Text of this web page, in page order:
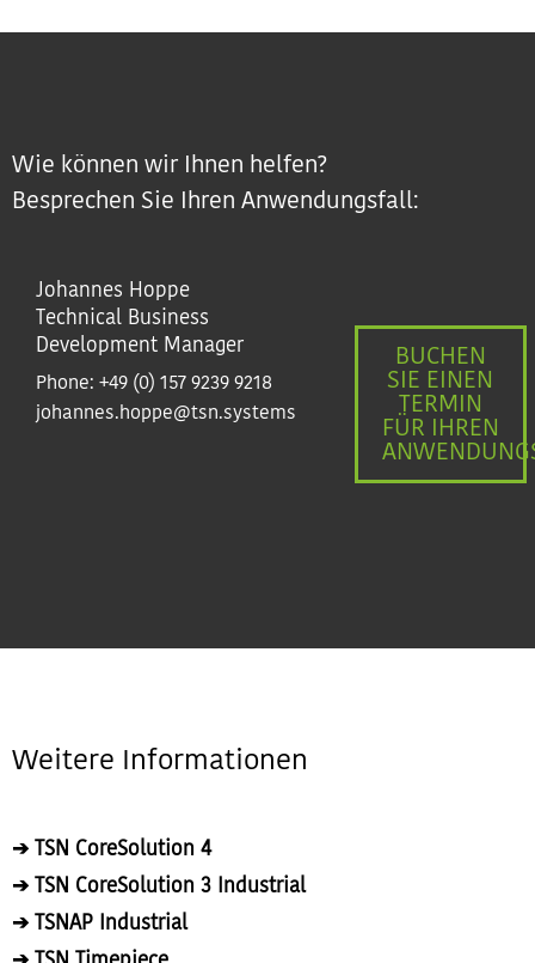
Wie können wir Ihnen helfen?
Besprechen Sie Ihren Anwendungsfall:
Johannes Hoppe
Technical Business
Development Manager
Phone: +49 (0) 157 9239 9218
johannes.hoppe@tsn.systems
BUCHEN
SIE EINEN
TERMIN
FÜR IHREN
Weitere Informationen
➔ TSN CoreSolution 4
➔ TSN CoreSolution 3 Industrial
➔ TSNAP Industrial